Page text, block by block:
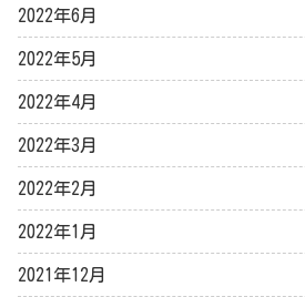
2022年6月
2022年5月
2022年4月
2022年3月
2022年2月
2022年1月
2021年12月